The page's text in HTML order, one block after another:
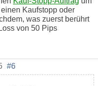
Kaufstopp oder
was zuerst berührt
von 50 Pips
#6